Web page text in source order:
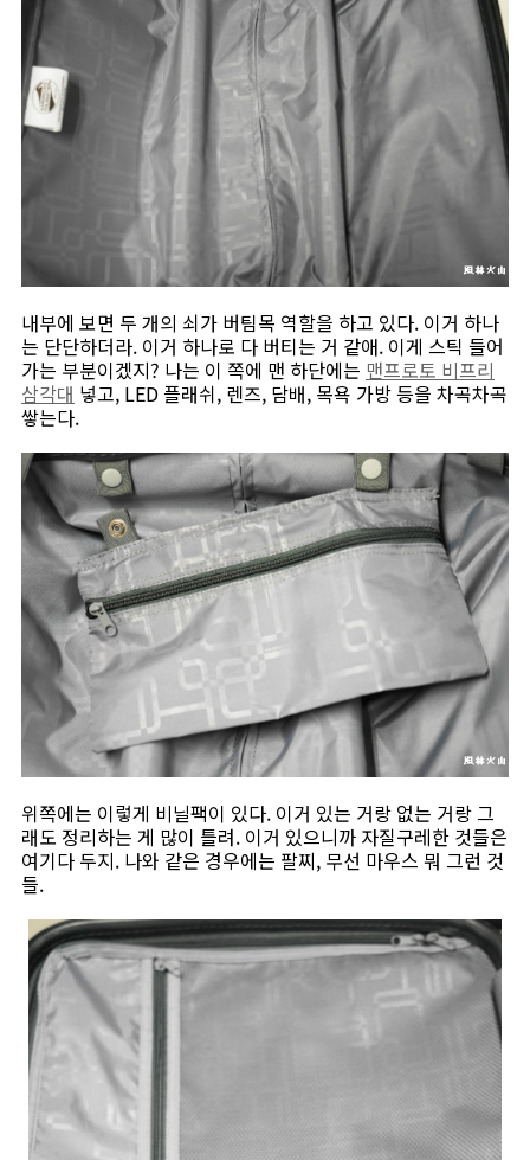
내부에 보면 두 개의 쇠가 버팀목 역할을 하고 있다. 이거 하나
는 단단하더라. 이거 하나로 다 버티는 거 같애. 이게 스틱 들어
가는 부분이겠지? 나는 이 쪽에 맨 하단에는 맨프로토 비프리
삼각대 넣고, LED 플래쉬, 렌즈, 담배, 목욕 가방 등을 차곡차곡
쌓는다.
위쪽에는 이렇게 비닐팩이 있다. 이거 있는 거랑 없는 거랑 그
래도 정리하는 게 많이 틀려. 이거 있으니까 자질구레한 것들은
여기다 두지. 나와 같은 경우에는 팔찌, 무선 마우스 뭐 그런 것
들.